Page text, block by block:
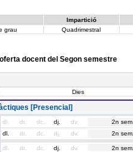
Impartició
grau
Quadrimestral
docent del Segon semestre
Dies
[Presencial]
dl. dt. dc. dj. dv. 2n sem.
dl.
dt. dc. dj. dv. 2n sem.
dl. dt. dc. dj. dv.
2n sem.